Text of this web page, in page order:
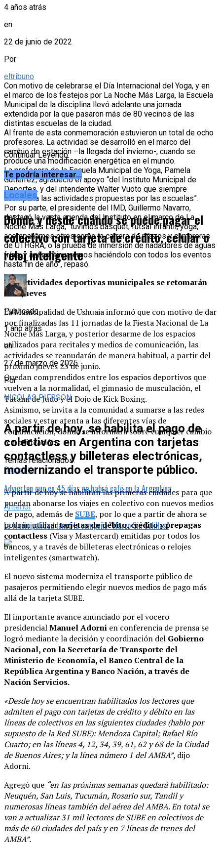
4 años atrás
en
22 de junio de 2022
Por
eltribuno
Con motivo de celebrarse el Día Internacional del Yoga, y en
el marco de los festejos por La Noche Más Larga, la Escuela
Municipal de la disciplina llevó adelante una jornada
extendida por la que pasaron más de 80 vecinos de las
distintas escuelas de la ciudad.
Al frente de esta conmemoración estuvieron un total de ocho
profesores. La actividad se desarrolló en el marco del
cambio de estación –la llegada del invierno-, cuando se
produce una modificación energética en el mundo.
La profesora de la Escuela Municipal de Yoga, Pamela
Gutiérrez, agradeció el apoyo “del Instituto Municipal de
Deportes, y del intendente Walter Vuoto que siempre
acompaña las actividades propuestas por las escuelas”.
Por su parte, el presidente del IMD, Guillermo Navarro,
destacó la vasta agenda del Instituto en el marco de La
Noche Más Larga, “tuvimos básquet, futsal infantil, yoga;
acompañamos otros como la carrera de mozos y camareras
de UTHGRA, o la prueba de inmersión de nadadores de aguas
frías, y así continuaremos haciéndolo con todos los eventos
hasta fin de año”, repasó.
Las actividades deportivas municipales se retomarán
este jueves
La Municipalidad de Ushuaia informó que con motivo de dar
por finalizadas las 11 jornadas de la Fiesta Nacional de La
Noche Más Larga, y posterior desarme de los espacios
utilizados para recitales y medios de comunicación, las
actividades se reanudarán de manera habitual, a partir del
próximo jueves 23 de junio.
Quedan comprendidos entre los espacios deportivos que
vuelven a la normalidad, el gimnasio de musculación, el
Tatami de Judo y el Dojo de Kick Boxing.
Asimismo, se invita a la comunidad a sumarse a las redes
sociales y estar atenta a las diferentes vías de
comunicación, donde se informará sobre cualquier cambio
o modificación.
Temas relacionados:
Siguente
Advierten que en 45 días no habrá café en la Argentina
Anterior
La Municipalidad lanzó la campaña “Marzo Sin Colillas”
Continuar Leyendo
Te podría interesar...
Locales
Dónde y desde cuándo se puede pagar el
colectivo con tarjeta de crédito, celular o
reloj inteligente
Publicado
1 año atrás
en
27 de marzo de 2025
Por
NICOLAS PIERSON
A partir de hoy, se habilita el pago de
colectivos en Argentina con tarjetas
contactless y billeteras electrónicas,
modernizando el transporte público.
A partir de hoy se habilitan las primeras ciudades para que
puedan abonarse los viajes en colectivo con nuevos medios
de pago, además de SUBE, por lo que a partir de ahora se
podrán utilizartarjetas de débito, crédito y prepagas
contactless (Visa y Mastercard) emitidas por todos los
bancos, y a través de billeteras electrónicas o relojes
inteligentes (smartwatch).
El nuevo sistema moderniza el transporte público de
pasajeros permitiendo elegir nuevos medios de pago más
allá de la tarjeta SUBE.
El importante avance anunciado por el vocero
presidencialManuel Adorni en conferencia de prensa se
logró mediante la decisión y coordinación del Gobierno
Nacional, con la Secretaría de Transporte del
Ministerio de Economía, el Banco Central de la
República Argentina y Banco Nación, a través de
Nación Servicios.
«Desde hoy se encuentran habilitados los lectores que
admiten el pago con tarjetas de crédito y débito en las
líneas de colectivos en las siguientes ciudades (hablo por
supuesto de la Red SUBE): Mendoza Capital; Rafael Río
Cuarto; en las líneas 4, 12, 34, 39, 61, 62 y 68 de la Ciudad
de Buenos Aires; y la línea número 1 del AMBA”, dijo
Adorni.
Agregó que “en las próximas semanas quedará habilitado:
Neuquén, San Luis, Tucumán, Rosario sur, Tandil y
numerosas líneas también del aérea del AMBA. En total se
van a actualizar 31 mil lectores de SUBE en colectivos de
más de 60 ciudades del país y en 7 líneas de trenes del
AMBA”.